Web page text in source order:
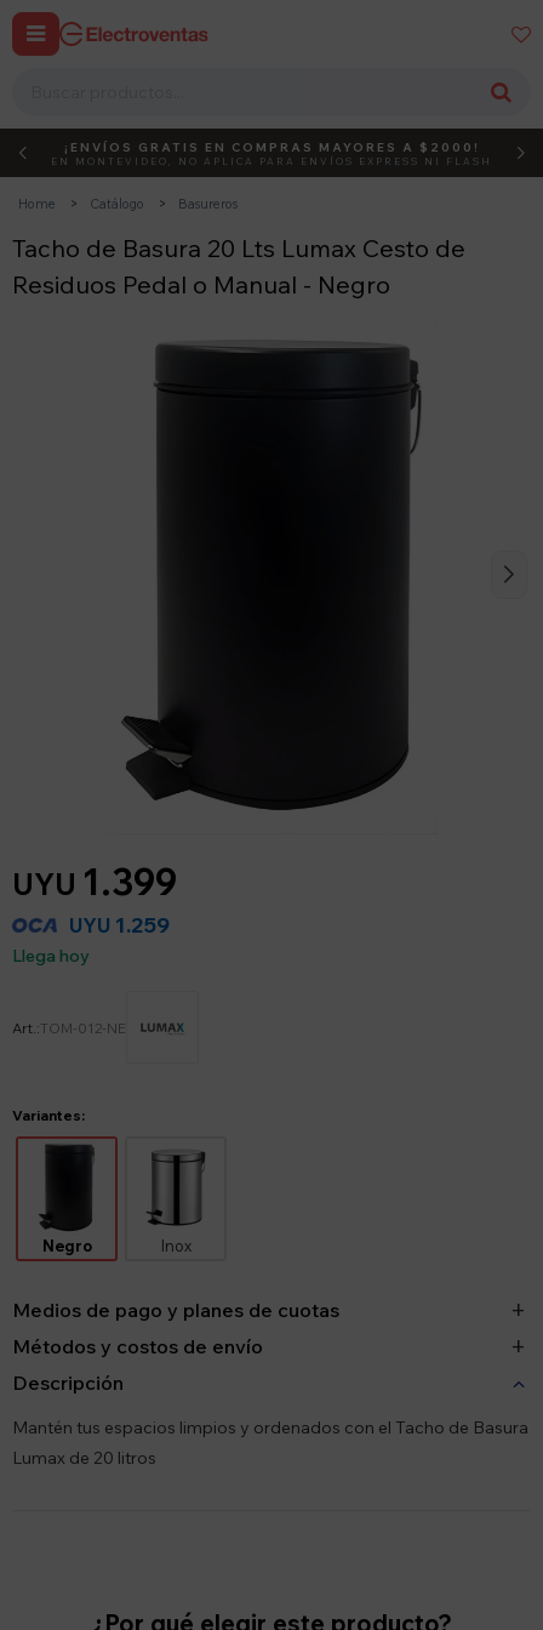
 
DEBUT ACTIVÁ EL CÓDIGO
¡ENVÍOS GRATIS EN COMPRAS MAYORES A $2000!
EN MONTEVIDEO, NO APLICA PARA ENVÍOS EXPRESS NI FLASH
Home Catálogo Basureros
Tacho de Basura 20 Lts Lumax Cesto de
Residuos Pedal o Manual - Negro
UYU 1.399
UYU 1.259
Llega hoy
TOM-012-NE
Variantes:
Negro Inox
Medios de pago y planes de cuotas
Métodos y costos de envío
Descripción
Mantén tus espacios limpios y ordenados con el Tacho de Basura
Lumax de 20 litros
¿Por qué elegir este producto?